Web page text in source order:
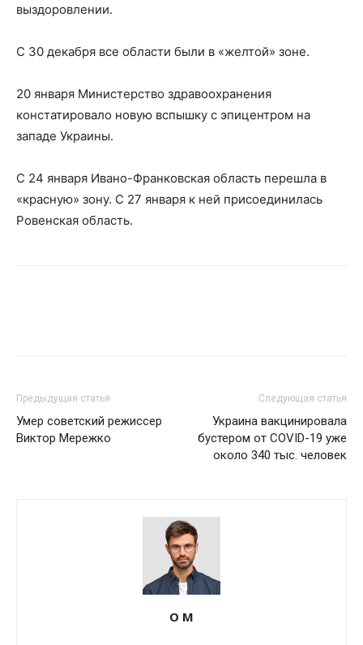
выздоровлении.
С 30 декабря все области были в «желтой» зоне.
20 января Министерство здравоохранения
констатировало новую вспышку с эпицентром на
западе Украины.
С 24 января Ивано-Франковская область перешла в
«красную» зону. С 27 января к ней присоединилась
Ровенская область.
Предыдущая статья
Умер советский режиссер
Виктор Мережко
Следующая статья
Украина вакцинировала
бустером от COVID-19 уже
около 340 тыс. человек
О М